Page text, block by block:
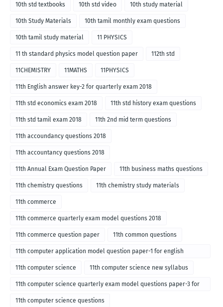
10th std textbooks 10th std video 10th study material
10th Study Materials 10th tamil monthly exam questions
10th tamil study material 11 PHYSICS
11 th standard physics model question paper 112th std
11CHEMISTRY 11MATHS 11PHYSICS
11th English answer key-2 for quarterly exam 2018
11th std economics exam 2018 11th std history exam questions
11th std tamil exam 2018 11th 2nd mid term questions
11th accoundancy questions 2018
11th accountancy questions 2018
11th Annual Exam Question Paper 11th business maths questions
11th chemistry questions 11th chemistry study materials
11th commerce
11th commerce quarterly exam model questions 2018
11th commerce question paper 11th common questions
11th computer application model question paper-1 for english
medium-2018
11th computer science 11th computer science new syllabus
11th computer science quarterly exam model questions paper-3 for
English medium-2018
11th computer science questions